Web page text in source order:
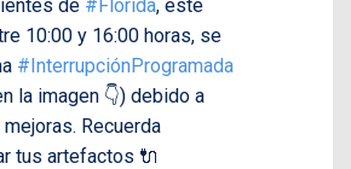
de #Florida, este
10:00 y 16:00 horas, se
#InterrupciónProgramada
la imagen 👇) debido a
Recuerda
tus artefactos 🔌